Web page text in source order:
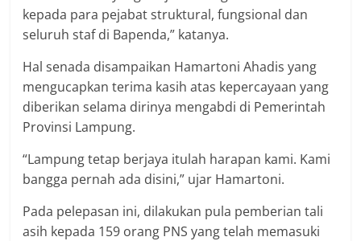
kepada para pejabat struktural, fungsional dan
seluruh staf di Bapenda,” katanya.
Hal senada disampaikan Hamartoni Ahadis yang
mengucapkan terima kasih atas kepercayaan yang
diberikan selama dirinya mengabdi di Pemerintah
Provinsi Lampung.
“Lampung tetap berjaya itulah harapan kami. Kami
bangga pernah ada disini,” ujar Hamartoni.
Pada pelepasan ini, dilakukan pula pemberian tali
asih kepada 159 orang PNS yang telah memasuki